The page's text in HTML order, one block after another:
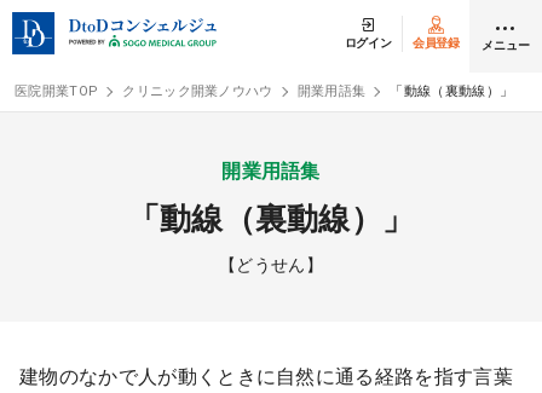
ログイン 会員登録 メニュー
クリニック開業
開業までの流れ
医院開業TOP クリニック開業ノウハウ 開業用語集 「動線（裏動線）」
開業用語集
「動線（裏動線）」
【どうせん】
建物のなかで人が動くときに自然に通る経路を指す言葉